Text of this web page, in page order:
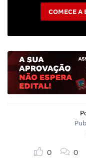
COMECE A
0 0